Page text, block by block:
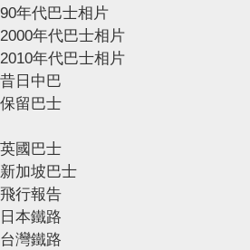
90年代巴士相片
2000年代巴士相片
2010年代巴士相片
昔日中巴
保留巴士
英國巴士
新加坡巴士
飛行報告
日本鐵路
台灣鐵路